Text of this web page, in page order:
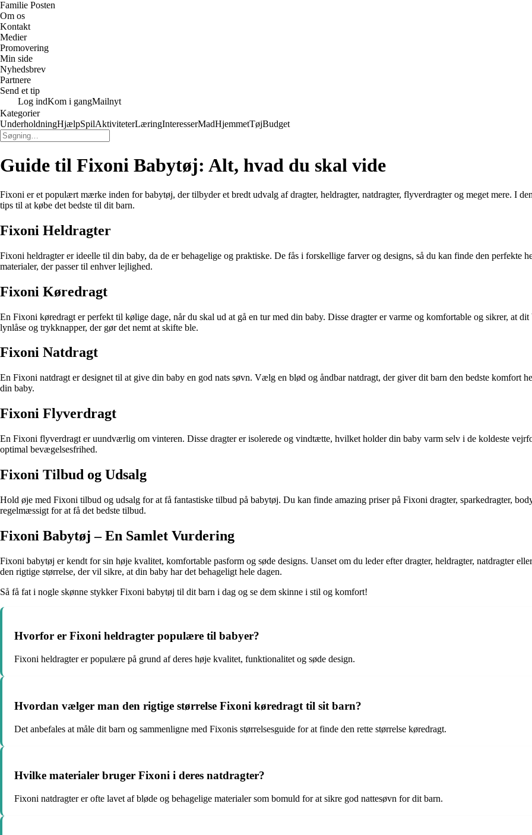
Familie Posten
Om os
Kontakt
Medier
Promovering
Min side
Nyhedsbrev
Partnere
Send et tip
Log indKom i gangMailnyt
Kategorier
UnderholdningHjælpSpilAktiviteterLæringInteresserMadHjemmetTøjBudget
Guide til Fixoni Babytøj: Alt, hvad du skal vide
Fixoni er et populært mærke inden for babytøj, der tilbyder et bredt udvalg af dragter, heldragter, natdragter, flyverdragter og meget mere. I
tips til at købe det bedste til dit barn.
Fixoni Heldragter
Fixoni heldragter er ideelle til din baby, da de er behagelige og praktiske. De fås i forskellige farver og designs, så du kan finde den
materialer, der passer til enhver lejlighed.
Fixoni Køredragt
En Fixoni køredragt er perfekt til kølige dage, når du skal ud at gå en tur med din baby. Disse dragter er varme og komfortable og sikrer, at
lynlåse og trykknapper, der gør det nemt at skifte ble.
Fixoni Natdragt
En Fixoni natdragt er designet til at give din baby en god nats søvn. Vælg en blød og åndbar natdragt, der giver dit barn den bedste komfort
din baby.
Fixoni Flyverdragt
En Fixoni flyverdragt er uundværlig om vinteren. Disse dragter er isolerede og vindtætte, hvilket holder din baby varm selv i de koldeste
optimal bevægelsesfrihed.
Fixoni Tilbud og Udsalg
Hold øje med Fixoni tilbud og udsalg for at få fantastiske tilbud på babytøj. Du kan finde amazing priser på Fixoni dragter, sparkedragter,
regelmæssigt for at få det bedste tilbud.
Fixoni Babytøj – En Samlet Vurdering
Fixoni babytøj er kendt for sin høje kvalitet, komfortable pasform og søde designs. Uanset om du leder efter dragter, heldragter, natdragter
den rigtige størrelse, der vil sikre, at din baby har det behageligt hele dagen.
Så få fat i nogle skønne stykker Fixoni babytøj til dit barn i dag og se dem skinne i stil og komfort!
Hvorfor er Fixoni heldragter populære til babyer?
Fixoni heldragter er populære på grund af deres høje kvalitet, funktionalitet og søde design.
Hvordan vælger man den rigtige størrelse Fixoni køredragt til sit barn?
Det anbefales at måle dit barn og sammenligne med Fixonis størrelsesguide for at finde den rette størrelse køredragt.
Hvilke materialer bruger Fixoni i deres natdragter?
Fixoni natdragter er ofte lavet af bløde og behagelige materialer som bomuld for at sikre god nattesøvn for dit barn.